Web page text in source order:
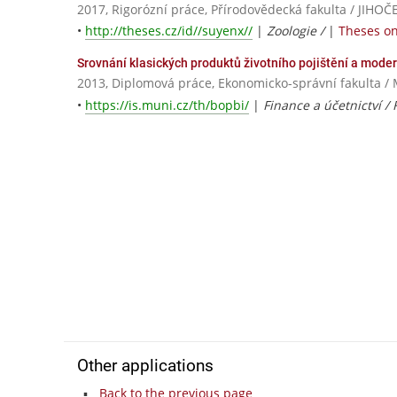
2017, Rigorózní práce, Přírodovědecká fakulta /
• http://theses.cz/id//suyenx// | Zoologie / | Theses
Srovnání klasických produktů životního pojištění a
2013, Diplomová práce, Ekonomicko-správní fakulta /
• https://is.muni.cz/th/bopbi/ | Finance a účetnictví /
Other applications
Back to the previous page